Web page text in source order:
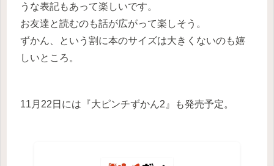
うな表記もあって楽しいです。
お友達と読むのも話が広がって楽しそう。
ずかん、という割に本のサイズは大きくないのも嬉
しいところ。
11月22日には『大ピンチずかん2』も発売予定。